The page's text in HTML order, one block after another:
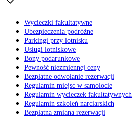
Wycieczki fakultatywne
Ubezpieczenia podróżne
Parkingi przy lotnisku
Usługi lotniskowe
Bony podarunkowe
Pewność niezmiennej ceny
Bezpłatne odwołanie rezerwacji
Regulamin miejsc w samolocie
Regulamin wycieczek fakultatywnych
Regulamin szkoleń narciarskich
Bezpłatna zmiana rezerwacji